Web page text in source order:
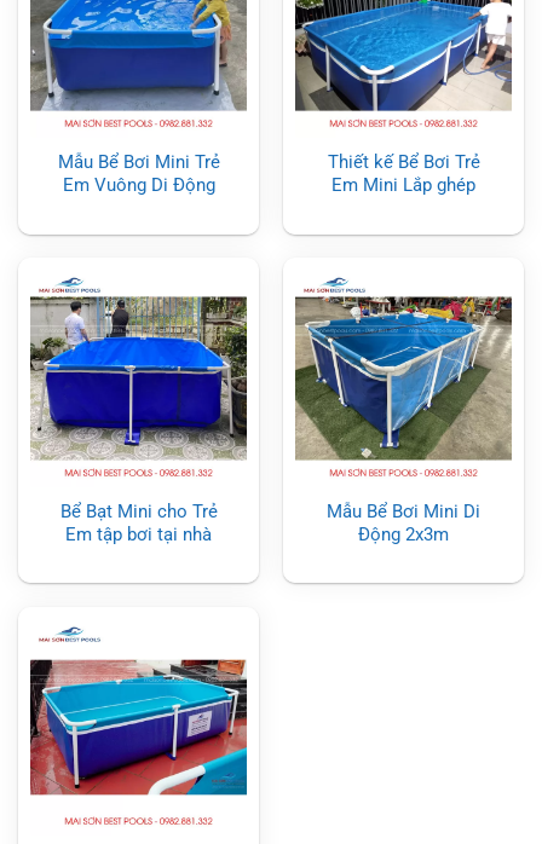
Mẫu Bể Bơi Mini Trẻ
Em Vuông Di Động
Thiết kế Bể Bơi Trẻ
Em Mini Lắp ghép
Bể Bạt Mini cho Trẻ
Em tập bơi tại nhà
Mẫu Bể Bơi Mini Di
Động 2x3m